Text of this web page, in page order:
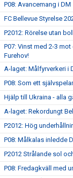
P08: Avancemang i DM
FC Bellevue Styrelse
P2012: Rörelse utan
P07: Vinst med 2-3
Furehov!
A-laget: Målfyrverkeri i
P08: Som ett
Hjälp till Ukraina - alla
A-laget: Rekordungt
P2012: Hög
P08: Målkalas inledde
P2012 Strålande sol
P08: Fredagkväll med